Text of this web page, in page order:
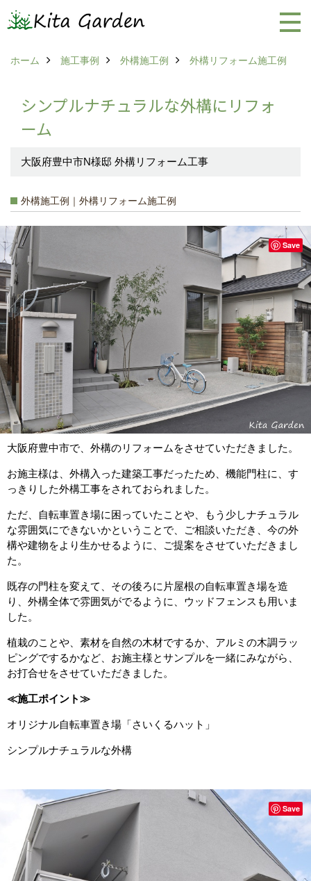
ホーム 施工事例 外構施工例 外構リフォーム施工例
シンプルナチュラルな外構にリフォ
ーム
大阪府豊中市N様邸 外構リフォーム工事
外構施工例｜外構リフォーム施工例
大阪府豊中市で、外構のリフォームをさせていただきました。
お施主様は、外構入った建築工事だったため、機能門柱に、す
っきりした外構工事をされておられました。
ただ、自転車置き場に困っていたことや、もう少しナチュラル
な雰囲気にできないかということで、ご相談いただき、今の外
構や建物をより生かせるように、ご提案をさせていただきまし
た。
既存の門柱を変えて、その後ろに片屋根の自転車置き場を造
り、外構全体で雰囲気がでるように、ウッドフェンスも用いま
した。
植栽のことや、素材を自然の木材でするか、アルミの木調ラッ
ピングでするかなど、お施主様とサンプルを一緒にみながら、
お打合せをさせていただきました。
≪施工ポイント≫
オリジナル自転車置き場「さいくるハット」
シンプルナチュラルな外構
Save
Save